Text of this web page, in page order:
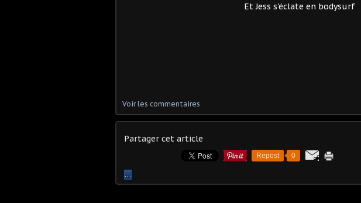
Et Jess s'éclate en bodysurf
Voir les commentaires
Partager cet article
Repost 0
…